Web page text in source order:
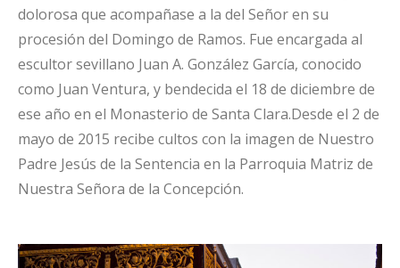
dolorosa que acompañase a la del Señor en su
procesión del Domingo de Ramos. Fue encargada al
escultor sevillano Juan A. González García, conocido
como Juan Ventura, y bendecida el 18 de diciembre de
ese año en el Monasterio de Santa Clara.Desde el 2 de
mayo de 2015 recibe cultos con la imagen de Nuestro
Padre Jesús de la Sentencia en la Parroquia Matriz de
Nuestra Señora de la Concepción.